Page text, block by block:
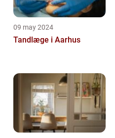
09 may 2024
Tandlæge i Aarhus